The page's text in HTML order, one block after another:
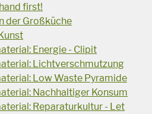
first!
der Großküche
Energie - Clipit
Lichtverschmutzung
Low Waste Pyramide
Nachhaltiger Konsum
Reparaturkultur - Let